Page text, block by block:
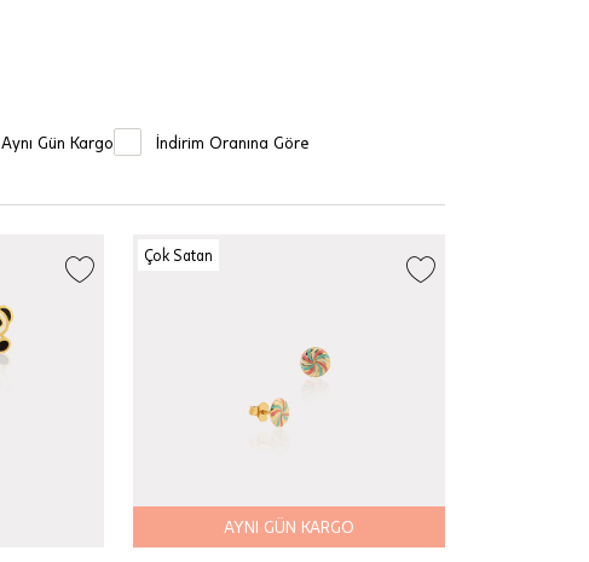
Aynı Gün Kargo İndirim Oranına Göre
Çok Satan
AYNI GÜN KARGO